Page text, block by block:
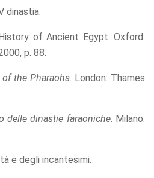
dinastia.
of Ancient Egypt. Oxford:
p. 88.
the Pharaohs. London: Thames
delle dinastie faraoniche. Milano:
e degli incantesimi.